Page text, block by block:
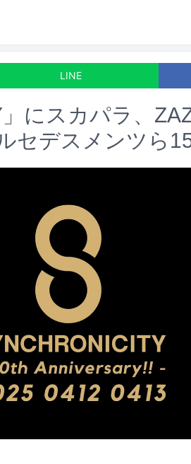
LINE
」にスカパラ、
セデスメンツら